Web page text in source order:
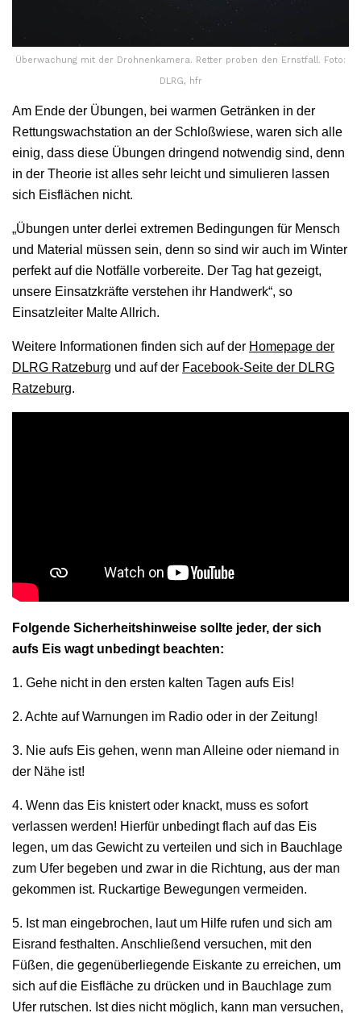
Überwachung mit der Drohnenkamera. Retter proben den Ernstfall. Foto:
DLRG, hfr
Am Ende der Übungen, bei warmen Getränken in der
Rettungswachstation an der Schloßwiese, waren sich alle
einig, dass diese Übungen dringend notwendig sind, denn
in der Theorie ist alles sehr leicht und simulieren lassen
sich Eisflächen nicht.
„Übungen unter derlei extremen Bedingungen für Mensch
und Material müssen sein, denn so sind wir auch im Winter
perfekt auf die Notfälle vorbereite. Der Tag hat gezeigt,
unsere Einsatzkräfte verstehen ihr Handwerk“, so
Einsatzleiter Malte Allrich.
Weitere Informationen finden sich auf der Homepage der
DLRG Ratzeburg und auf der Facebook-Seite der DLRG
Ratzeburg.
Folgende Sicherheitshinweise sollte jeder, der sich
aufs Eis wagt unbedingt beachten:
1. Gehe nicht in den ersten kalten Tagen aufs Eis!
2. Achte auf Warnungen im Radio oder in der Zeitung!
3. Nie aufs Eis gehen, wenn man Alleine oder niemand in
der Nähe ist!
4. Wenn das Eis knistert oder knackt, muss es sofort
verlassen werden! Hierfür unbedingt flach auf das Eis
legen, um das Gewicht zu verteilen und sich in Bauchlage
zum Ufer begeben und zwar in die Richtung, aus der man
gekommen ist. Ruckartige Bewegungen vermeiden.
5. Ist man eingebrochen, laut um Hilfe rufen und sich am
Eisrand festhalten. Anschließend versuchen, mit den
Füßen, die gegenüberliegende Eiskante zu erreichen, um
sich auf die Eisfläche zu drücken und in Bauchlage zum
Ufer rutschen. Ist dies nicht möglich, kann man versuchen,